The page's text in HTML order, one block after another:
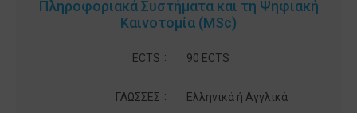
Πληροφοριακά Συστήματα και τη Ψηφιακή
Καινοτομία (MSc)
ECTS : 90 ECTS
ΓΛΩΣΣΕΣ : Ελληνικά ή Αγγλικά